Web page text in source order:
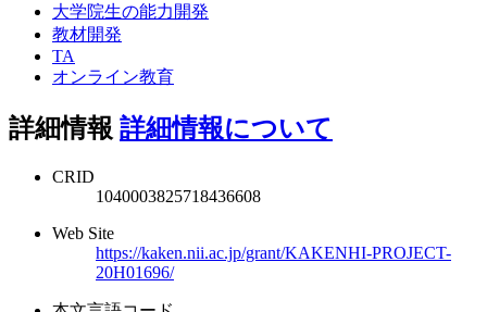
大学院生の能力開発
教材開発
TA
オンライン教育
詳細情報 詳細情報について
CRID
1040003825718436608
Web Site
https://kaken.nii.ac.jp/grant/KAKENHI-PROJECT-
20H01696/